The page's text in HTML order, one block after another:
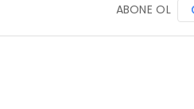
ABONE OL